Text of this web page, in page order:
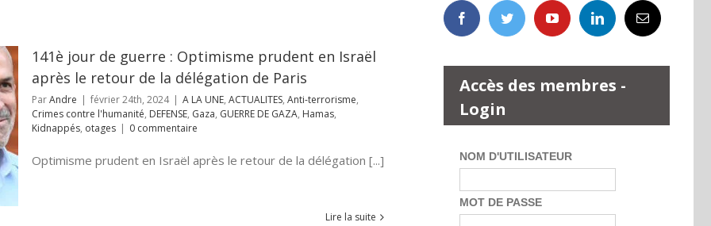
141è jour de guerre : Optimisme prudent en Israël
après le retour de la délégation de Paris
ParAndre | février 24th, 2024 | A LA UNE, ACTUALITES, Anti-terrorisme,
Crimes contre l'humanité, DEFENSE, Gaza, GUERRE DE GAZA, Hamas,
Kidnappés, otages | 0 commentaire
Optimisme prudent en Israël après le retour de la délégation [...]
Lire la suite
Accès des membres -
Login
NOM D'UTILISATEUR
MOT DE PASSE